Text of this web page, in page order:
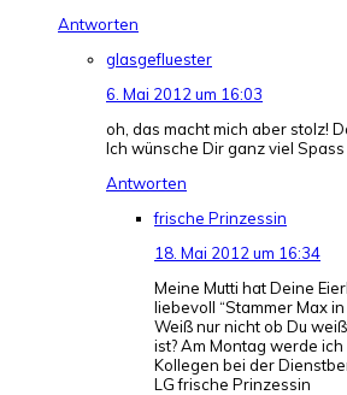
Antworten
glasgefluester
6. Mai 2012 um 16:03
oh, das macht mich aber stolz!
Ich wünsche Dir ganz viel
Antworten
frische Prinzessin
18. Mai 2012 um 16:34
Meine Mutti hat Deine
liebevoll “Stammer Max
Weiß nur nicht ob Du
ist? Am Montag werde
Kollegen bei der
LG frische Prinzessin